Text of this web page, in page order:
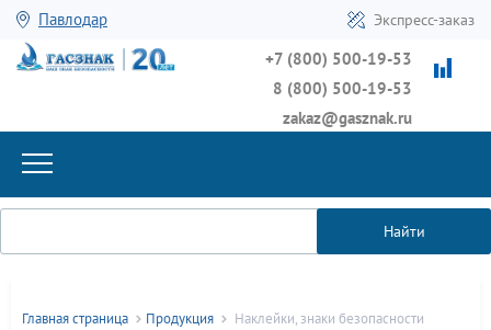
Павлодар Экспресс-заказ
+7 (800) 500-19-53
8 (800) 500-19-53
zakaz@gasznak.ru
Найти
Главная страница Продукция Наклейки, знаки безопасности